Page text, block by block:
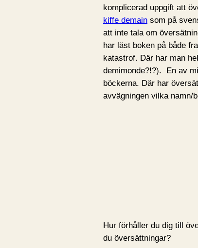
komplicerad uppgift att
kiffe demain som på
att inte tala om
har läst boken på både
katastrof. Där har man
demimonde?!?). En av
böckerna. Där har
avvägningen vilka namn/
Hur förhåller du dig till
du översättningar?